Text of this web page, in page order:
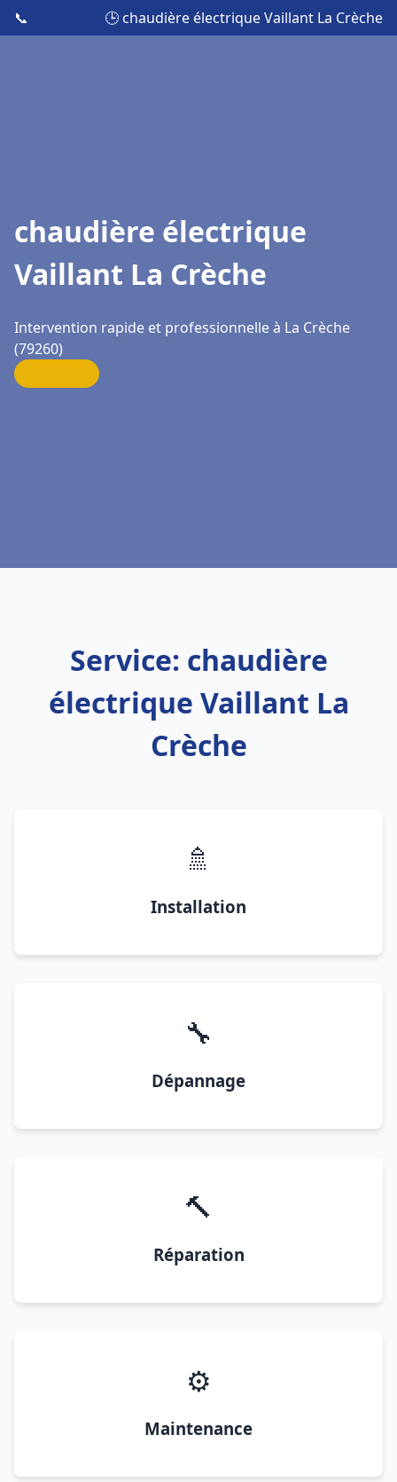
📞 🕒 chaudière électrique Vaillant La Crèche
chaudière électrique
Vaillant La Crèche
Intervention rapide et professionnelle à La Crèche
(79260)
Service: chaudière
électrique Vaillant La
Crèche
🚿
Installation
🔧
Dépannage
🔨
Réparation
⚙️
Maintenance